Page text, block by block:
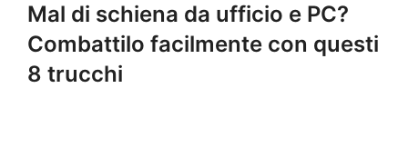
Mal di schiena da ufficio e PC?
Combattilo facilmente con questi
8 trucchi